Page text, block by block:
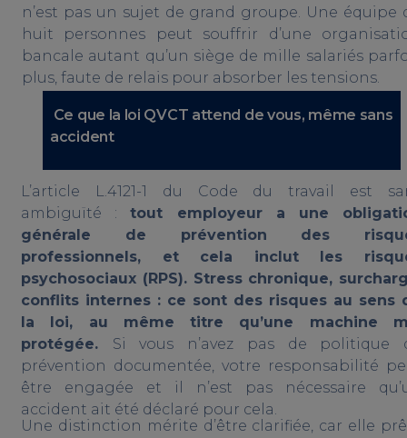
n’est pas un sujet de grand groupe. Une équipe
huit personnes peut souffrir d’une
bancale autant qu’un siège de mille salariés
plus, faute de relais pour absorber les tensions.
Ce que la loi QVCT attend de vous, même sans
accident
L’article L.4121-1 du Code du travail est
ambiguïté :tout employeur a une
générale de prévention des
professionnels, et cela inclut les
psychosociaux (RPS). Stress chronique,
conflits internes : ce sont des risques au sens
la loi, au même titre qu’une machine
protégée. Si vous n’avez pas de politique
prévention documentée, votre responsabilité
être engagée et il n’est pas nécessaire
accident ait été déclaré pour cela.
Une distinction mérite d’être clarifiée, car elle